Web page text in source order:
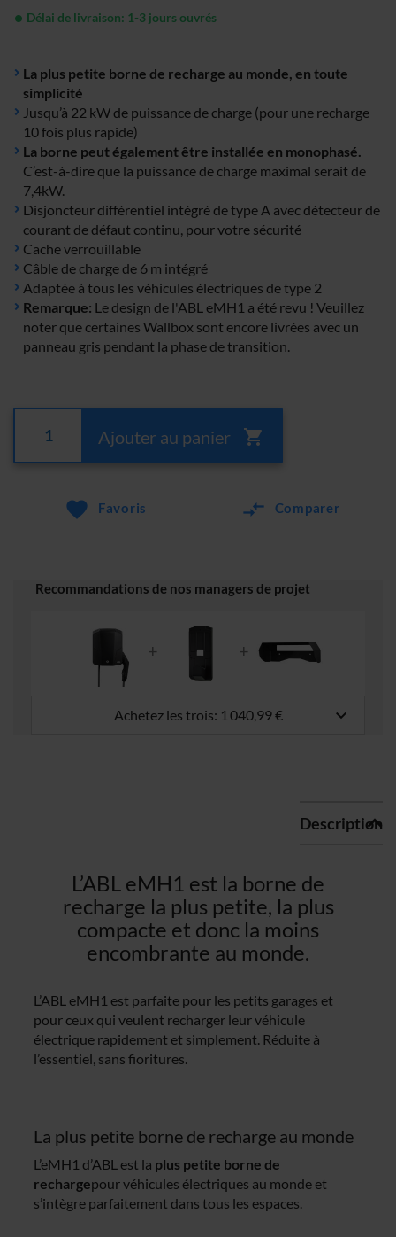
Délai de livraison: 1-3 jours ouvrés
La plus petite borne de recharge au monde, en toute
simplicité
Jusqu’à 22 kW de puissance de charge (pour une recharge
10 fois plus rapide)
La borne peut également être installée en monophasé.
C’est-à-dire que la puissance de charge maximal serait de
7,4kW.
Disjoncteur différentiel intégré de type A avec détecteur de
courant de défaut continu, pour votre sécurité
Cache verrouillable
Câble de charge de 6 m intégré
Adaptée à tous les véhicules électriques de type 2
Remarque: Le design de l'ABL eMH1 a été revu ! Veuillez
noter que certaines Wallbox sont encore livrées avec un
panneau gris pendant la phase de transition.
Ajouter au panier
Favoris Comparer
Recommandations de nos managers de projet
Achetez les trois: 1 040,99 € keyboard_arrow_down
Description
L’ABL eMH1 est la borne de
recharge la plus petite, la plus
compacte et donc la moins
encombrante au monde.
L’ABL eMH1 est parfaite pour les petits garages et
pour ceux qui veulent recharger leur véhicule
électrique rapidement et simplement. Réduite à
l’essentiel, sans fioritures.
La plus petite borne de recharge au monde
L’eMH1 d’ABL est la plus petite borne de
rechargepour véhicules électriques au monde et
s’intègre parfaitement dans tous les espaces.